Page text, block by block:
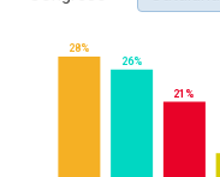
28%
26%
21%